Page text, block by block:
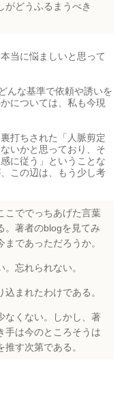
がどうふるまうべき
当に悩ましいと思って
んな基準で依頼や誘いを
については、私も今現
打ちされた「人脈剪定
いかと思っており、そ
に従う」ということな
この辺は、もう少し考
こででっちあげた言葉
。著者のblogを見てみ
であっただろうか。
忘れられない。
まれたわけである。
なくない。しかし、著
手は今のところそうは
す次第である。